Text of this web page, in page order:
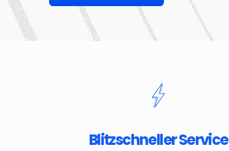
Blitzschneller Service